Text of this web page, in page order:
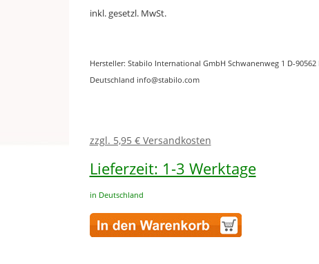
inkl. gesetzl. MwSt.
Hersteller: Stabilo International GmbH Schwanenweg 1 D-90562
Deutschland info@stabilo.com
zzgl. 5,95 € Versandkosten
Lieferzeit: 1-3 Werktage
in Deutschland